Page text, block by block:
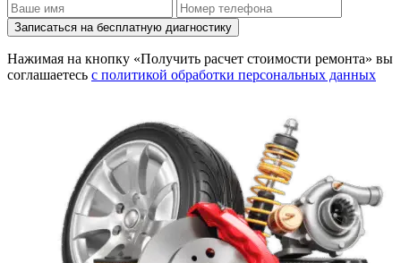
Записаться на бесплатную диагностику
Нажимая на кнопку «Получить расчет стоимости ремонта» вы
соглашаетесь с политикой обработки персональных данных